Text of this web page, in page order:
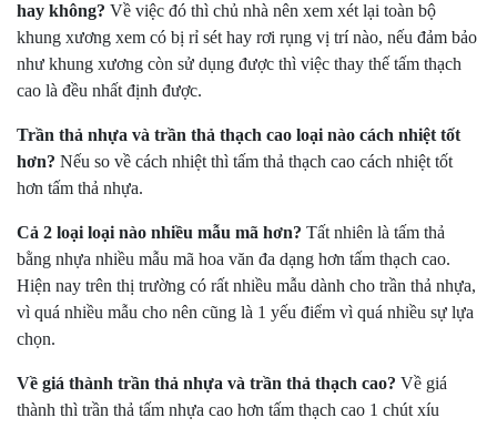
hay không? Về việc đó thì chủ nhà nên xem xét lại toàn bộ
khung xương xem có bị rỉ sét hay rơi rụng vị trí nào, nếu đảm bảo
như khung xương còn sử dụng được thì việc thay thế tấm thạch
cao là đều nhất định được.
Trần thả nhựa và trần thả thạch cao loại nào cách nhiệt tốt
hơn? Nếu so về cách nhiệt thì tấm thả thạch cao cách nhiệt tốt
hơn tấm thả nhựa.
Cả 2 loại loại nào nhiều mẫu mã hơn? Tất nhiên là tấm thả
bằng nhựa nhiều mẫu mã hoa văn đa dạng hơn tấm thạch cao.
Hiện nay trên thị trường có rất nhiều mẫu dành cho trần thả nhựa,
vì quá nhiều mẫu cho nên cũng là 1 yếu điểm vì quá nhiều sự lựa
chọn.
Về giá thành trần thả nhựa và trần thả thạch cao? Về giá
thành thì trần thả tấm nhựa cao hơn tấm thạch cao 1 chút xíu